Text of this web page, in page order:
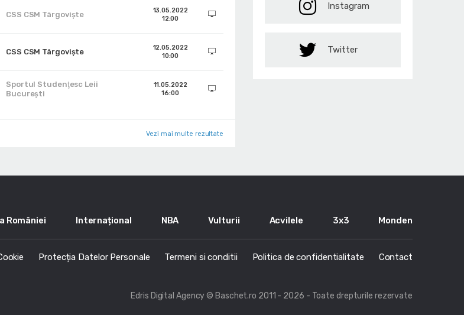
CSS CSM Târgoviște
13.05.2022
12:00
CSS CSM Târgoviște
12.05.2022
10:00
Sportul Studenţesc Leii
Bucureşti
11.05.2022
16:00
Vezi mai multe rezultate
Instagram
Twitter
României Internațional NBA Vulturii Acvilele 3x3 Monden
Protecția Datelor Personale Termeni si conditii Politica de confidentialitate Contact
Edris Digital Agency© Baschet.ro 2011 - 2026 - Toate drepturile rezervate